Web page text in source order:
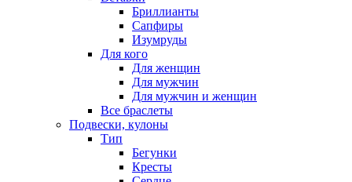
Бриллианты
Сапфиры
Изумруды
Для кого
Для женщин
Для мужчин
Для мужчин и женщин
Все браслеты
Подвески, кулоны
Тип
Бегунки
Кресты